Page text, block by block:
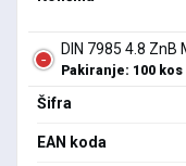
DIN 7985 4.8 ZnB
Pakiranje: 100 kos
Šifra
EAN koda